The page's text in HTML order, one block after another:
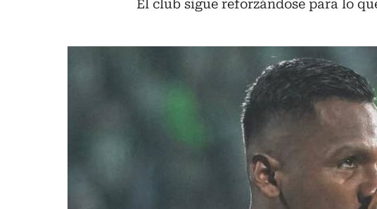
El club sigue reforzándose para lo